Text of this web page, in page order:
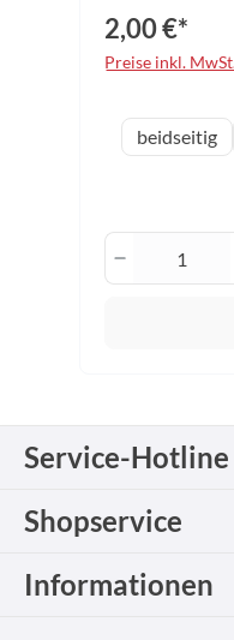
2,00 €*
Preise inkl.
Variante
beidseitig
Produkt
Service-Hotline
Shopservice
Informationen